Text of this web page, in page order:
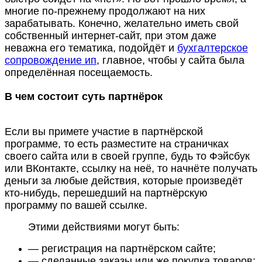
многие по-прежнему продолжают на них
зарабатывать. Конечно, желательно иметь свой
собственный интернет-сайт, при этом даже
неважна его тематика, подойдёт и бухгалтерское
сопровождение ип, главное, чтобы у сайта была
определённая посещаемость.
В чем состоит суть партнёрок
Если вы примете участие в партнёрской
программе, то есть разместите на страничках
своего сайта или в своей группе, будь то Фэйсбук
или ВКонтакте, ссылку на неё, то начнёте получать
деньги за любые действия, которые произведёт
кто-нибудь, перешедший на партнёрскую
программу по вашей ссылке.
Этими действиями могут быть:
— регистрация на партнёрском сайте;